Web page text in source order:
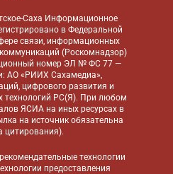
Саха Информационное
в Федеральной
связи, информационных
(Роскомнадзор)
номер ЭЛ № ФС 77 —
АО «РИИХ Сахамедиа»,
цифрового развития и
технологий РС(Я). При любом
ЯСИА на иных ресурсах в
на источник обязательна
цитирования).
рекомендательные технологии
предоставления